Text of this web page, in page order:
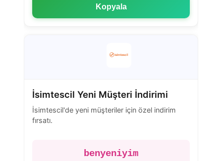
Kopyala
İsimtescil Yeni Müşteri İndirimi
İsimtescil'de yeni müşteriler için özel indirim
fırsatı.
benyeniyim